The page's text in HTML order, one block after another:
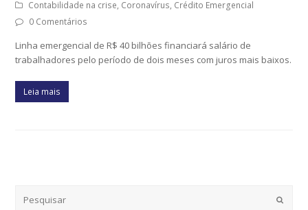
Contabilidade na crise, Coronavírus, Crédito Emergencial
0 Comentários
Linha emergencial de R$ 40 bilhões financiará salário de
trabalhadores pelo período de dois meses com juros mais baixos.
Leia mais
Submit